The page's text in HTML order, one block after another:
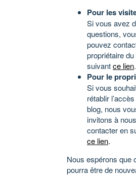
Pour les
Si vous avez
questions,
pouvez
propriétaire
suivantce lien.
Pour le
Si vous
rétablir
blog, nous
invitons à nous
contacter en
ce lien.
Nous espérons que
pourra être de